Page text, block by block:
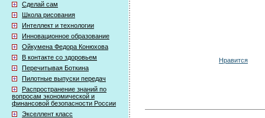
Сделай сам
Школа рисования
Интеллект и технологии
Инновационное образование
Ойкумена Федора Конюхова
В контакте со здоровьем
Перечитывая Боткина
Пилотные выпуски передач
Распространение знаний по
вопросам экономической и
финансовой безопасности России
Экселлент класс
Нравится